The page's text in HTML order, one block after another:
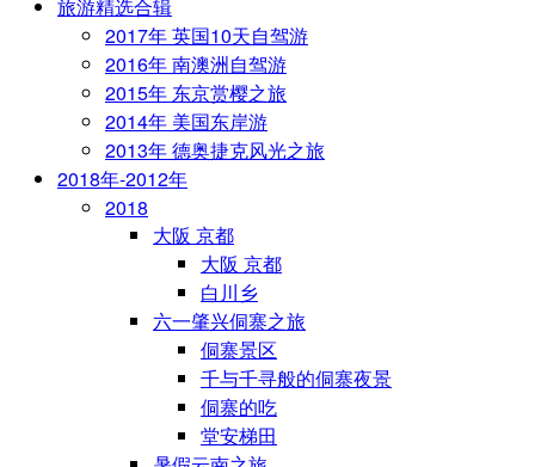
旅游精选合辑
2017年 英国10天自驾游
2016年 南澳洲自驾游
2015年 东京赏樱之旅
2014年 美国东岸游
2013年 德奥捷克风光之旅
2018年-2012年
2018
大阪 京都
大阪 京都
白川乡
六一肇兴侗寨之旅
侗寨景区
千与千寻般的侗寨夜景
侗寨的吃
堂安梯田